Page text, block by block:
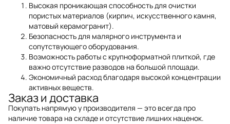
Высокая проникающая способность для очистки
пористых материалов (кирпич, искусственного камня,
матовый керамогранит).
Безопасность для малярного инструмента и
сопутствующего оборудования.
Возможность работы с крупноформатной плиткой, где
важно отсутствие разводов на большой площади.
Экономичный расход благодаря высокой концентрации
активных веществ.
Заказ и доставка
Покупать напрямую у производителя — это всегда про
наличие товара на складе и отсутствие лишних наценок.